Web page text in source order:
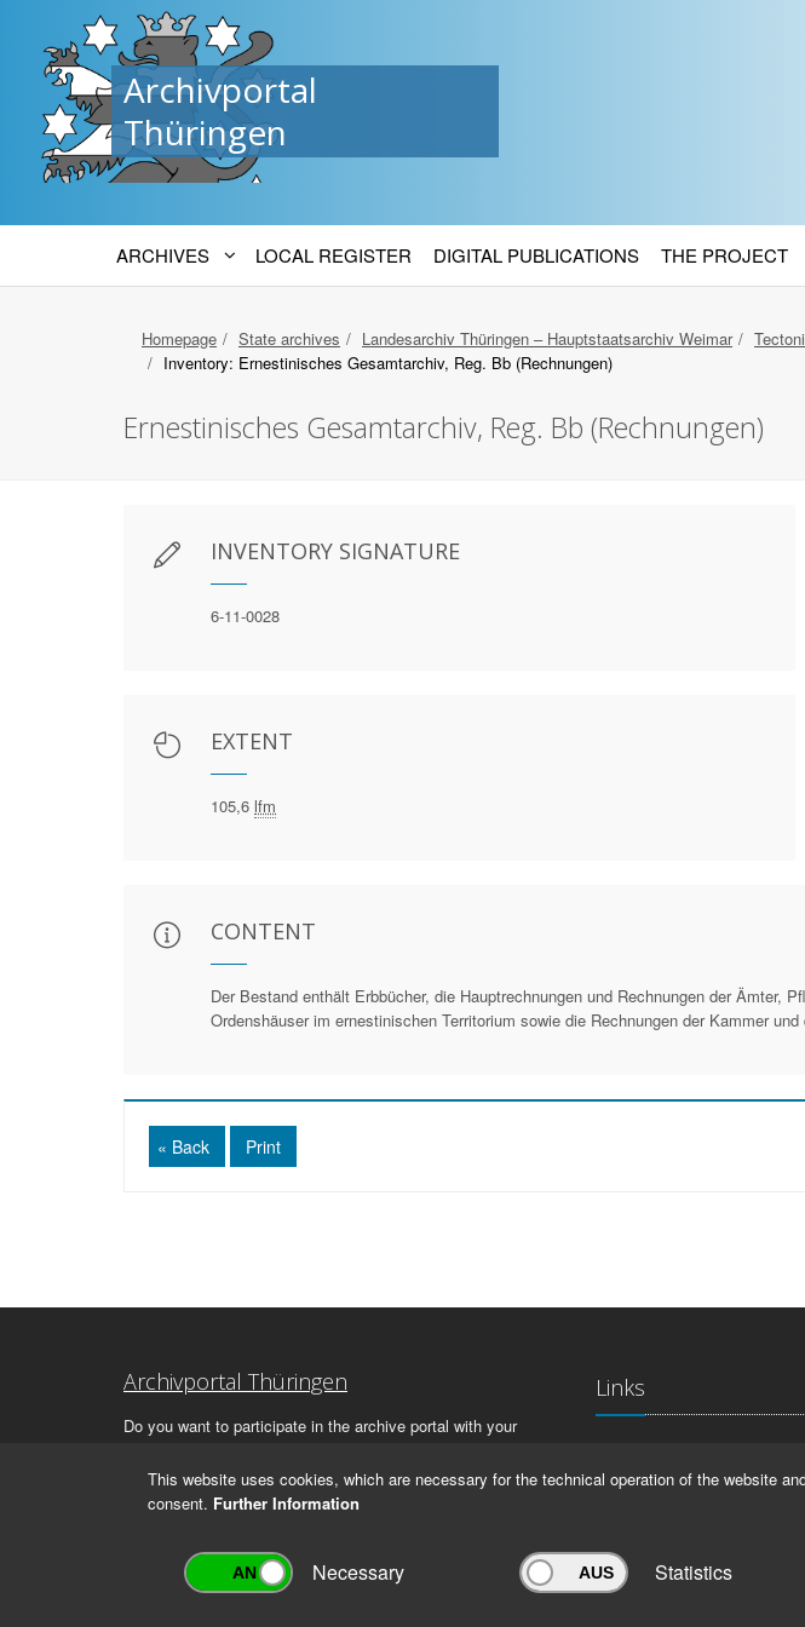
Archivportal
Thüringen
ARCHIVES LOCAL REGISTER DIGITAL PUBLICATIONS THE PROJECT
Homepage State archives Landesarchiv Thüringen – Hauptstaatsarchiv Weimar
Inventory: Ernestinisches Gesamtarchiv, Reg. Bb (Rechnungen)
Ernestinisches Gesamtarchiv, Reg. Bb (Rechnungen)
INVENTORY SIGNATURE
6-11-0028
EXTENT
105,6 lfm
CONTENT
Der Bestand enthält Erbbücher, die Hauptrechnungen und Rechnungen der Ämter,
Ordenshäuser im ernestinischen Territorium sowie die Rechnungen der Kammer
« Back Print
Archivportal Thüringen
Do you want to participate in the archive portal with your
Links
This website uses cookies, which are necessary for the technical operation of the website
consent. Further Information
Necessary Statistics